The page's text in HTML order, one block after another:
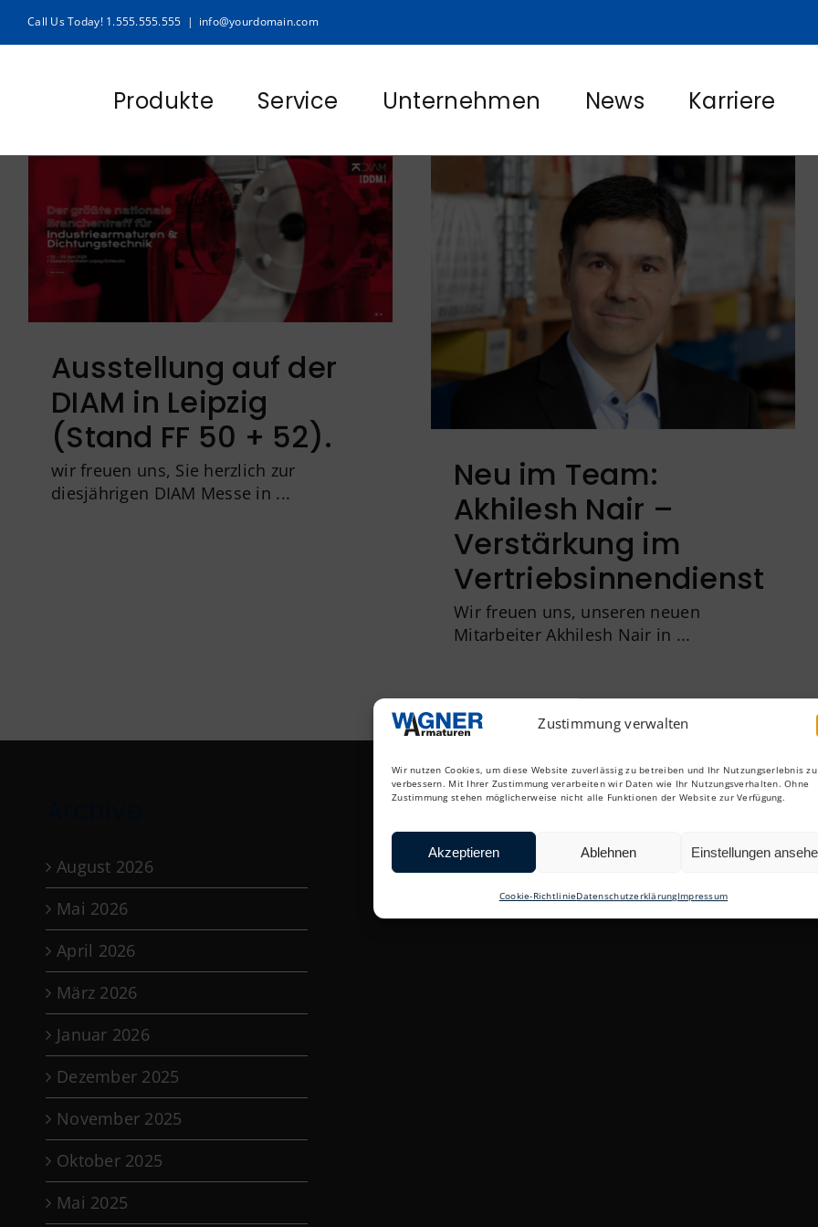
Zustimmung verwalten
Wir nutzen Cookies, um diese Website zuverlässig zu betreiben und Ihr Nutzungserlebnis zu
verbessern. Mit Ihrer Zustimmung verarbeiten wir Daten wie Ihr Nutzungsverhalten. Ohne
Zustimmung stehen möglicherweise nicht alle Funktionen der Website zur Verfügung.
Akzeptieren Ablehnen Einstellungen
Cookie-RichtlinieDatenschutzerklärungImpressum
Inhalt
Call Us Today! 1.555.555.555 | info@yourdomain.com
Produkte Service Unternehmen News Karriere
Ausstellung auf der
DIAM in Leipzig
(Stand FF 50 + 52).
wir freuen uns, Sie herzlich zur
diesjährigen DIAM Messe in ...
Neu im Team:
Akhilesh Nair –
Verstärkung im
Vertriebsinnendienst
Wir freuen uns, unseren neuen
Mitarbeiter Akhilesh Nair in ...
August 2026
Mai 2026
April 2026
März 2026
Januar 2026
Dezember 2025
November 2025
Oktober 2025
Mai 2025